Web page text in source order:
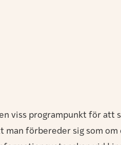
viss programpunkt för att
förbereder sig som